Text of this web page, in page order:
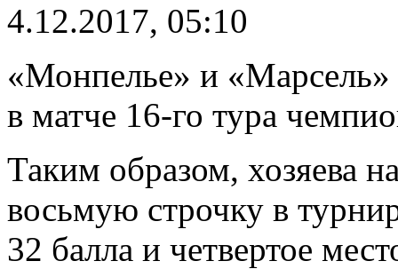
4.12.2017, 05:10
«Монпелье» и «Марсель»
в матче 16-го тура
Таким образом, хозяева
восьмую строчку в
32 балла и четвертое